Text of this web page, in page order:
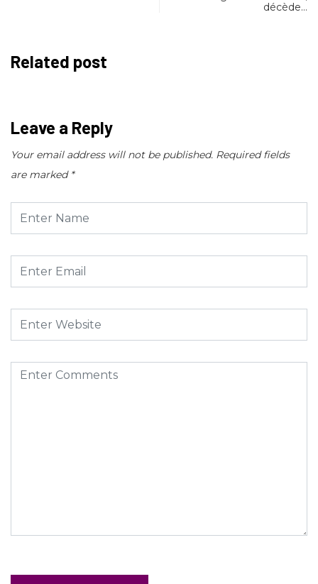
décède…
Related post
Leave a Reply
Your email address will not be published. Required fields
are marked *